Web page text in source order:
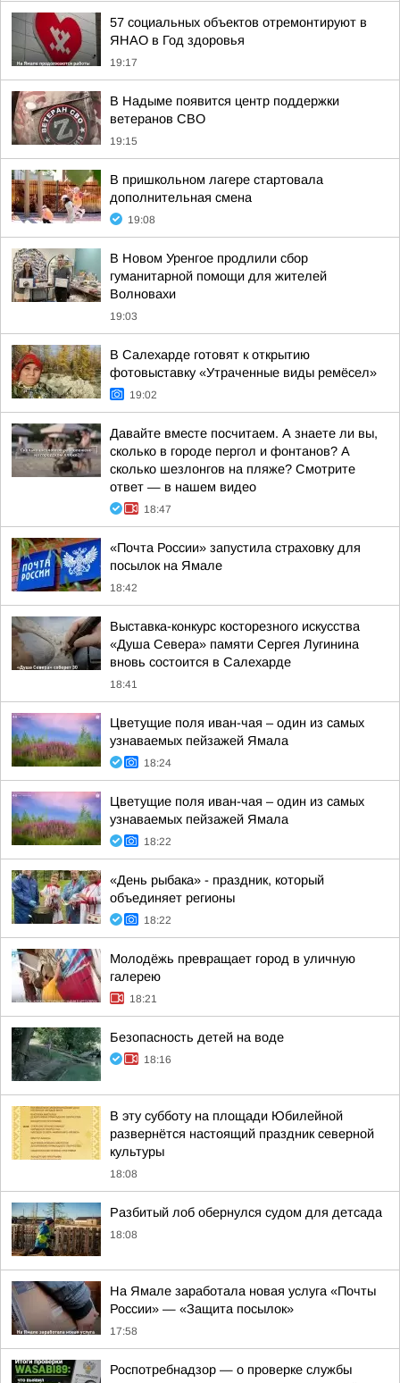
57 социальных объектов отремонтируют в
ЯНАО в Год здоровья
19:17
В Надыме появится центр поддержки
ветеранов СВО
19:15
В пришкольном лагере стартовала
дополнительная смена
19:08
В Новом Уренгое продлили сбор
гуманитарной помощи для жителей
Волновахи
19:03
В Салехарде готовят к открытию
фотовыставку «Утраченные виды ремёсел»
19:02
Давайте вместе посчитаем. А знаете ли вы,
сколько в городе пергол и фонтанов? А
сколько шезлонгов на пляже? Смотрите
ответ — в нашем видео
18:47
«Почта России» запустила страховку для
посылок на Ямале
18:42
Выставка-конкурс косторезного искусства
«Душа Севера» памяти Сергея Лугинина
вновь состоится в Салехарде
18:41
Цветущие поля иван-чая – один из самых
узнаваемых пейзажей Ямала
18:24
Цветущие поля иван-чая – один из самых
узнаваемых пейзажей Ямала
18:22
«День рыбака» - праздник, который
объединяет регионы
18:22
Молодёжь превращает город в уличную
галерею
18:21
Безопасность детей на воде
18:16
В эту субботу на площади Юбилейной
развернётся настоящий праздник северной
культуры
18:08
Разбитый лоб обернулся судом для детсада
18:08
На Ямале заработала новая услуга «Почты
России» — «Защита посылок»
17:58
Роспотребнадзор — о проверке службы